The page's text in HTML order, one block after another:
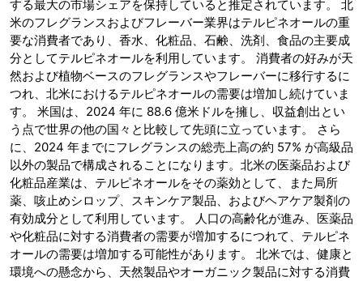
する最大の市場シェアを保持していると推定されています。 北
米のフレグランスおよびフレーバー業界はテルピネオールの重
要な消費者であり、香水、化粧品、石鹸、洗剤、食品の主要成
分としてテルピネオールを利用しています。 消費者の好みが天
然および植物ベースのフレグランスやフレーバーに移行するに
つれ、北米におけるテルピネオールの需要は増加し続けていま
す。 米国は、2024 年に 88.6 億米ドルを擁し、収益創出とい
う点で世界の他の国々と比較して先頭に立っています。 さら
に、2024 年までにフレグランスの総売上高の約 57% が高級品
以外の製品で構成されることになります。北米の医薬品および
化粧品産業は、テルピネオールをその薬効として、また局所
薬、咳止めシロップ、スキンケア製品、およびヘアケア製剤の
有効成分として利用しています。 人口の高齢化が進み、医薬品
や化粧品に対する消費者の需要が増加するにつれて、テルピネ
オールの需要は増加する可能性があります。 北米では、健康と
環境への懸念から、天然製品やオーガニック製品に対する消費